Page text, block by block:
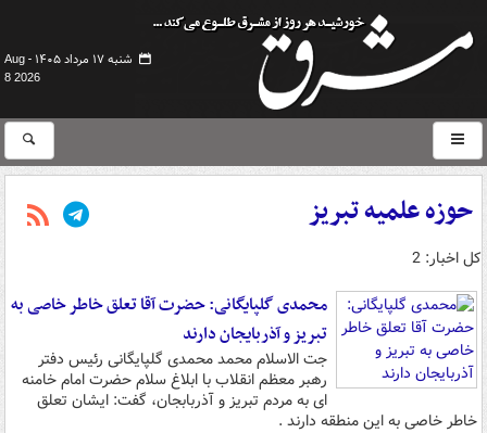
شنبه ۱۷ مرداد ۱۴۰۵ -
Aug
8 2026
حوزه علمیه تبریز
کل اخبار: 2
محمدی گلپایگانی: حضرت آقا تعلق خاطر خاصی به
تبریز و آذربایجان دارند
جت الاسلام محمد محمدی گلپایگانی رئیس دفتر
رهبر معظم انقلاب با ابلاغ سلام حضرت امام خامنه
ای به مردم تبریز و آذربابجان، گفت: ایشان تعلق
خاطر خاصی به این منطقه دارند .